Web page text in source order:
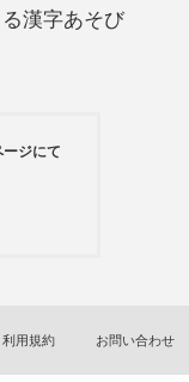
漢字あそび
ジにて
利用規約 お問い合わせ